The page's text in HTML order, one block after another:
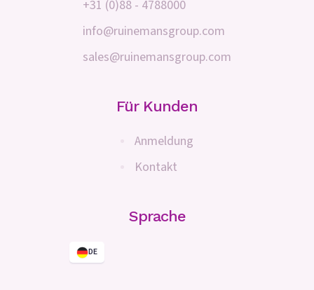
+31 (0)88 - 4788000
info@ruinemansgroup.com
sales@ruinemansgroup.com
Für Kunden
Anmeldung
Kontakt
Sprache
DE